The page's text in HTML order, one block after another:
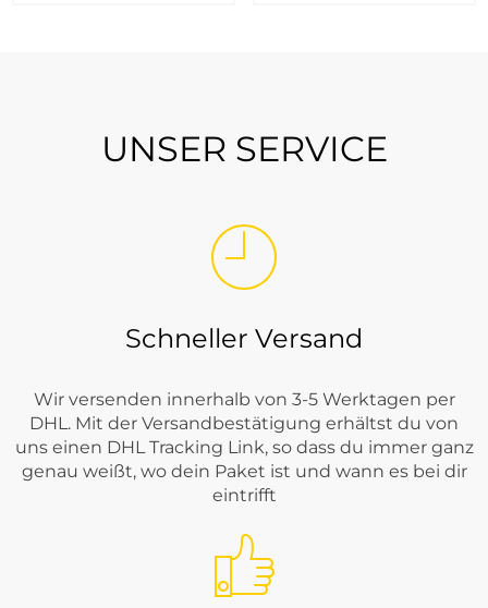
UNSER SERVICE
Schneller Versand
Wir versenden innerhalb von 3-5 Werktagen per
DHL. Mit der Versandbestätigung erhältst du von
uns einen DHL Tracking Link, so dass du immer ganz
genau weißt, wo dein Paket ist und wann es bei dir
eintrifft